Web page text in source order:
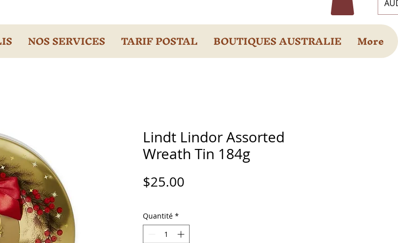
NOS SERVICES TARIF POSTAL BOUTIQUES AUSTRALIE More
Lindt Lindor Assorted
Wreath Tin 184g
$25.00
Quantité *